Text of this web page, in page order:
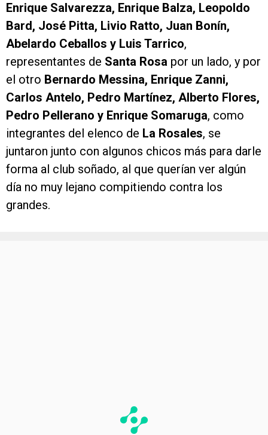
Enrique Salvarezza, Enrique Balza, Leopoldo
Bard, José Pitta, Livio Ratto, Juan Bonín,
Abelardo Ceballos y Luis Tarrico,
representantes de Santa Rosa por un lado, y por
el otro Bernardo Messina, Enrique Zanni,
Carlos Antelo, Pedro Martínez, Alberto Flores,
Pedro Pellerano y Enrique Somaruga, como
integrantes del elenco de La Rosales, se
juntaron junto con algunos chicos más para darle
forma al club soñado, al que querían ver algún
día no muy lejano compitiendo contra los
grandes.